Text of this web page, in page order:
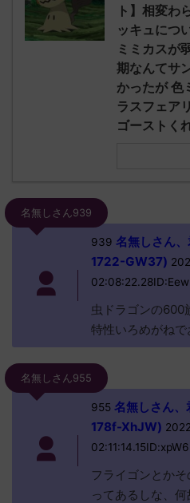
ト】相変わ
ッキュにつ
ミミカスが
期なんてサ
かったが 色
ラスフェア
ゴーストく
名無しさん939
939 名無しさん
1722-GW37)
虫ドラゴンの600
特性いろめがね
名無しさん955
955名無しさん、
178f-XhJW)
フライゴンとか
ってあるしな、